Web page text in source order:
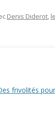
Denis Diderot,
frivolités